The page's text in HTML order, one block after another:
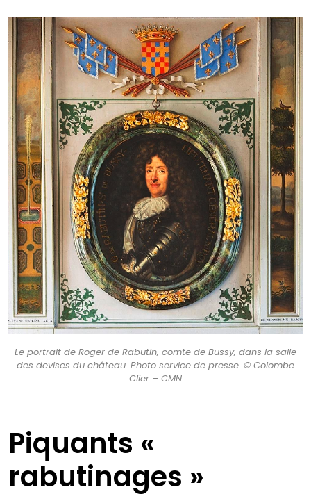
Le portrait de Roger de Rabutin, comte de Bussy, dans la salle
des devises du château. Photo service de presse. © Colombe
Clier – CMN
Piquants «
rabutinages »